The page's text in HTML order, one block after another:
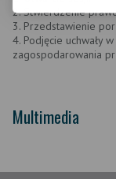
2. Stwierdzenie
3. Przedstawienie
4. Podjęcie uchwały
zagospodarowania
Multimedia